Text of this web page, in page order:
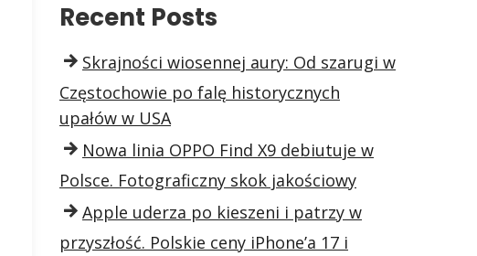
Recent Posts
Skrajności wiosennej aury: Od szarugi w
Częstochowie po falę historycznych
upałów w USA
Nowa linia OPPO Find X9 debiutuje w
Polsce. Fotograficzny skok jakościowy
Apple uderza po kieszeni i patrzy w
przyszłość. Polskie ceny iPhone’a 17 i